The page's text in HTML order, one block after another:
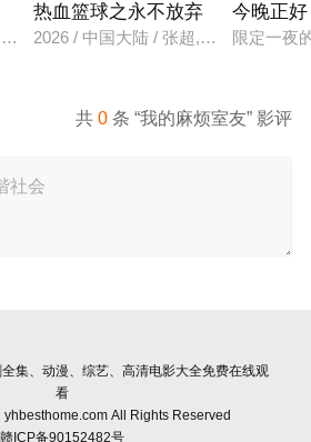
达菲 饰）被初恋男友李天昊（周澄奧
热血篮球之永不放弃
2026 / 中国大陆 / 张超,牛一臣,王志强
今晚正好
限定一夜
共0 条 “我的麻烦室友” 影评
集、动漫、综艺、高清电影大全免费在线观
看
All Rights Reserved
赣ICP备90152482号